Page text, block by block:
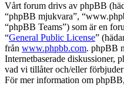
Vårt forum drivs av phpBB
“phpBB mjukvara”,
“phpBB Teams”) som är en
“General Public License”
från www.phpbb.com. phpBB
Internetbaserade diskussioner,
vad vi tillåter och/eller
För mer information om